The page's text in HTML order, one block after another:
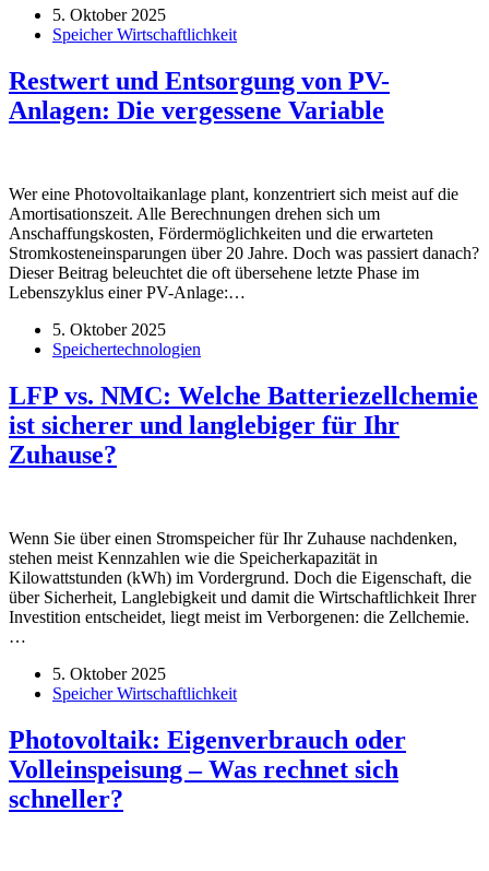
5. Oktober 2025
Speicher Wirtschaftlichkeit
Restwert und Entsorgung von PV-
Anlagen: Die vergessene Variable
Wer eine Photovoltaikanlage plant, konzentriert sich meist auf die
Amortisationszeit. Alle Berechnungen drehen sich um
Anschaffungskosten, Fördermöglichkeiten und die erwarteten
Stromkosteneinsparungen über 20 Jahre. Doch was passiert danach?
Dieser Beitrag beleuchtet die oft übersehene letzte Phase im
Lebenszyklus einer PV-Anlage:…
5. Oktober 2025
Speichertechnologien
LFP vs. NMC: Welche Batteriezellchemie
ist sicherer und langlebiger für Ihr
Zuhause?
Wenn Sie über einen Stromspeicher für Ihr Zuhause nachdenken,
stehen meist Kennzahlen wie die Speicherkapazität in
Kilowattstunden (kWh) im Vordergrund. Doch die Eigenschaft, die
über Sicherheit, Langlebigkeit und damit die Wirtschaftlichkeit Ihrer
Investition entscheidet, liegt meist im Verborgenen: die Zellchemie.
…
5. Oktober 2025
Speicher Wirtschaftlichkeit
Photovoltaik: Eigenverbrauch oder
Volleinspeisung – Was rechnet sich
schneller?